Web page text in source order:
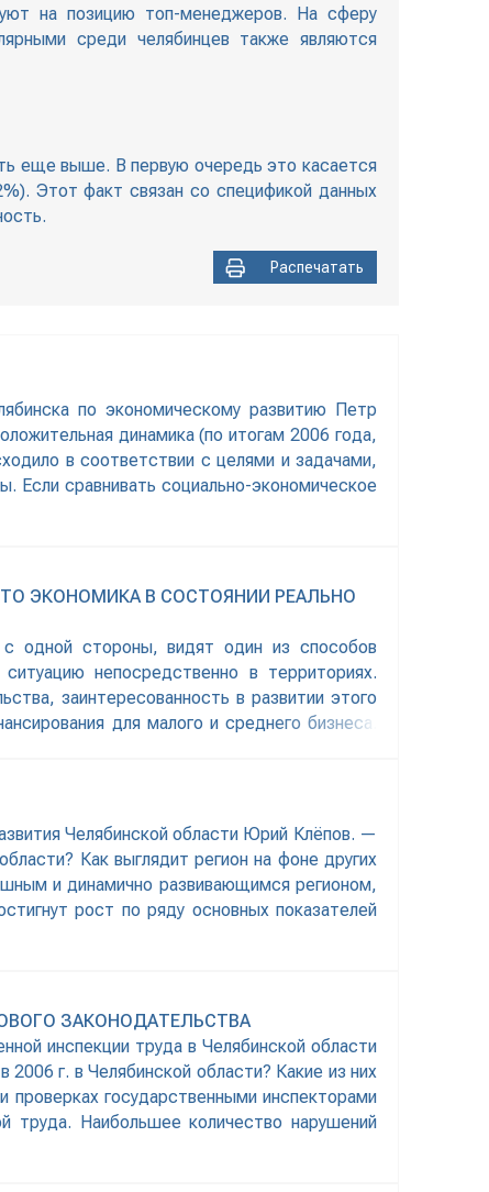
на позицию топ-менеджеров. На сферу
среди челябинцев также являются
еще выше. В первую очередь это касается
Этот факт связан со спецификой данных
Распечатать
по экономическому развитию Петр
динамика (по итогам 2006 года,
в соответствии с целями и задачами,
Если сравнивать социально-экономическое
ЭКОНОМИКА В СОСТОЯНИИ РЕАЛЬНО
одной стороны, видят один из способов
непосредственно в территориях.
заинтересованность в развитии этого
для малого и среднего бизнеса.
Челябинской области Юрий Клёпов. —
Как выглядит регион на фоне других
и динамично развивающимся регионом,
рост по ряду основных показателей
ЗАКОНОДАТЕЛЬСТВА
инспекции труда в Челябинской области
г. в Челябинской области? Какие из них
государственными инспекторами
Наибольшее количество нарушений